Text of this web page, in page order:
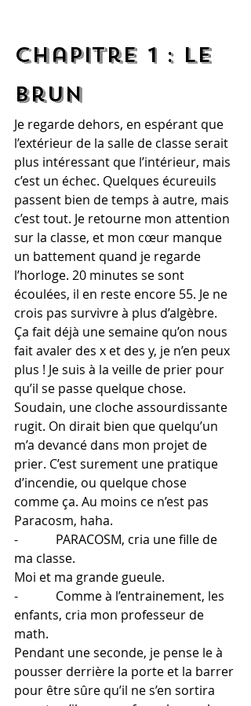
Chapitre 1 : Le
brun
Je regarde dehors, en espérant que
l’extérieur de la salle de classe serait
plus intéressant que l’intérieur, mais
c’est un échec. Quelques écureuils
passent bien de temps à autre, mais
c’est tout. Je retourne mon attention
sur la classe, et mon cœur manque
un battement quand je regarde
l’horloge. 20 minutes se sont
écoulées, il en reste encore 55. Je ne
crois pas survivre à plus d’algèbre.
Ça fait déjà une semaine qu’on nous
fait avaler des x et des y, je n’en peux
plus ! Je suis à la veille de prier pour
qu’il se passe quelque chose.
Soudain, une cloche assourdissante
rugit. On dirait bien que quelqu’un
m’a devancé dans mon projet de
prier. C’est surement une pratique
d’incendie, ou quelque chose
comme ça. Au moins ce n’est pas
Paracosm, haha.
-            PARACOSM, cria une fille de
ma classe.
Moi et ma grande gueule.
-            Comme à l’entrainement, les
enfants, cria mon professeur de
math.
Pendant une seconde, je pense le à
pousser derrière la porte et la barrer
pour être sûre qu’il ne s’en sortira